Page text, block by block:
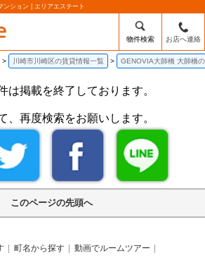
ション | エリアエステート
物件検索 お店へ連絡
川崎市川崎区の賃貸情報一覧 GENOVIA大師橋 大師橋
は掲載を終了しております。
、再度検索をお願いします。
このページの先頭へ
町名から探す
動画でルームツアー